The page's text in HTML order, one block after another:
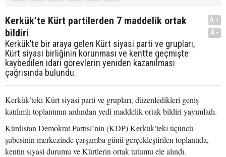
Kerkük’te Kürt partilerden 7 maddelik ortak
bildiri
Kerkük’te bir araya gelen Kürt siyasi parti ve grupları,
Kürt siyasi birliğinin korunması ve kentte geçmişte
kaybedilen idari görevlerin yeniden kazanılması
çağrısında bulundu.
A+
A-
Kerkük’teki Kürt siyasi parti ve grupları, düzenledikleri geniş
katılımlı toplantının ardından yedi maddelik ortak bildiri yayımladı.
Kürdistan Demokrat Partisi’nin (KDP) Kerkük’teki üçüncü
şubesinin merkezinde çarşamba günü gerçekleştirilen toplantıda,
kentin siyasi durumu ve Kürtlerin ortak tutumu ele alındı.